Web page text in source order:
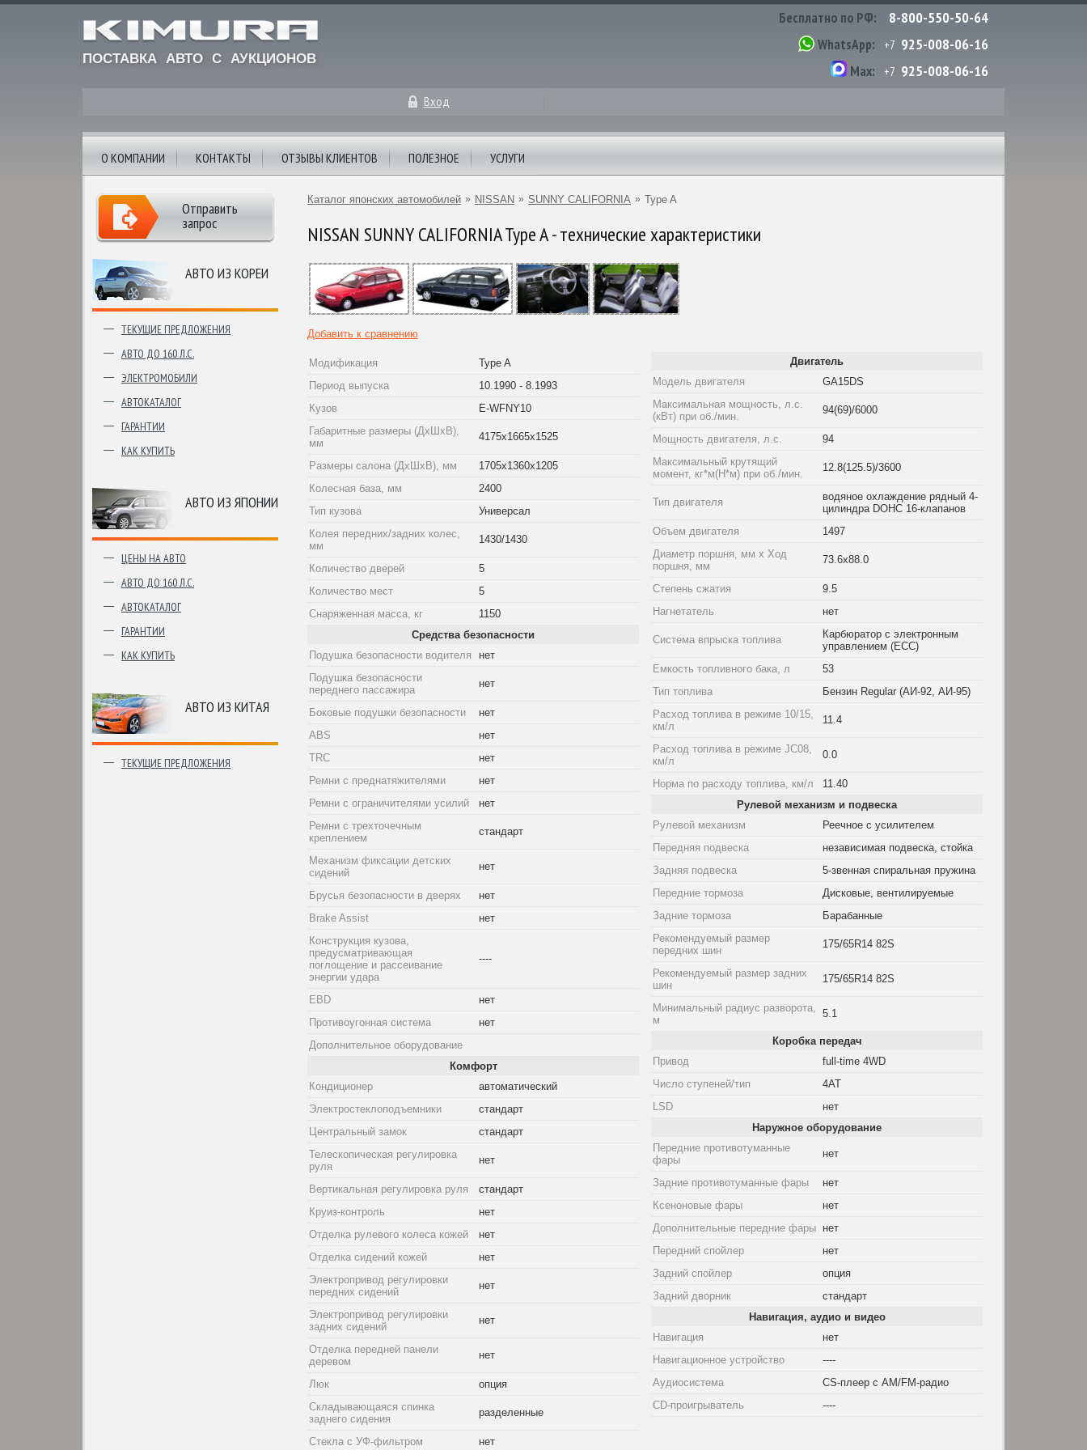
ПОСТАВКА АВТО С АУКЦИОНОВ
Бесплатно по РФ: 8-800-550-50-64
WhatsApp: +7 925-008-06-16
Max: +7 925-008-06-16
Вход
О КОМПАНИИ КОНТАКТЫ ОТЗЫВЫ КЛИЕНТОВ ПОЛЕЗНОЕ УСЛУГИ
АВТО ИЗ КОРЕИ
ТЕКУЩИЕ ПРЕДЛОЖЕНИЯ
АВТО ДО 160 Л.С.
ЭЛЕКТРОМОБИЛИ
АВТОКАТАЛОГ
ГАРАНТИИ
КАК КУПИТЬ
АВТО ИЗ ЯПОНИИ
ЦЕНЫ НА АВТО
АВТО ДО 160 Л.С.
АВТОКАТАЛОГ
ГАРАНТИИ
КАК КУПИТЬ
АВТО ИЗ КИТАЯ
ТЕКУЩИЕ ПРЕДЛОЖЕНИЯ
Отправить
запрос
Каталог японских автомобилей » NISSAN » SUNNY CALIFORNIA » Type A
NISSAN SUNNY CALIFORNIA Type A - технические характеристики
Добавить к сравнению
Модификация
Type A
Период выпуска
10.1990 - 8.1993
Кузов
E-WFNY10
Габаритные размеры (ДхШхВ),
мм
4175x1665x1525
Размеры салона (ДхШхВ), мм
1705x1360x1205
Колесная база, мм
2400
Тип кузова
Универсал
Колея передних/задних колес,
мм
1430/1430
Количество дверей
5
Количество мест
5
Снаряженная масса, кг
1150
Средства безопасности
Подушка безопасности водителя
нет
Подушка безопасности
переднего пассажира
нет
Боковые подушки безопасности
нет
ABS
нет
TRC
нет
Ремни с преднатяжителями
нет
Ремни с ограничителями усилий
нет
Ремни с трехточечным
креплением
стандарт
Механизм фиксации детских
сидений
нет
Брусья безопасности в дверях
нет
Brake Assist
нет
Конструкция кузова,
предусматривающая
поглощение и рассеивание
энергии удара
----
EBD
нет
Противоугонная система
нет
Дополнительное оборудование
Комфорт
Кондиционер
автоматический
Электростеклоподъемники
стандарт
Центральный замок
стандарт
Телескопическая регулировка
руля
нет
Вертикальная регулировка руля
стандарт
Круиз-контроль
нет
Отделка рулевого колеса кожей
нет
Отделка сидений кожей
нет
Электропривод регулировки
передних сидений
нет
Электропривод регулировки
задних сидений
нет
Отделка передней панели
деревом
нет
Люк
опция
Складывающаяся спинка
заднего сидения
разделенные
Стекла с УФ-фильтром нет
Двигатель
Модель двигателя
GA15DS
Максимальная мощность, л.с.
(кВт) при об./мин.
94(69)/6000
Мощность двигателя, л.с.
94
Максимальный крутящий
момент, кг*м(Н*м) при об./мин.
12.8(125.5)/3600
Тип двигателя
водяное охлаждение рядный 4-
цилиндра DOHC 16-клапанов
Объем двигателя
1497
Диаметр поршня, мм x Ход
поршня, мм
73.6x88.0
Степень сжатия
9.5
Нагнетатель
нет
Система впрыска топлива
Карбюратор с электронным
управлением (ECC)
Емкость топливного бака, л
53
Тип топлива
Бензин Regular (АИ-92, АИ-95)
Расход топлива в режиме 10/15,
км/л
11.4
Расход топлива в режиме JC08,
км/л
0.0
Норма по расходу топлива, км/л
11.40
Рулевой механизм и подвеска
Рулевой механизм
Реечное с усилителем
Передняя подвеска
независимая подвеска, стойка
Задняя подвеска
5-звенная спиральная пружина
Передние тормоза
Дисковые, вентилируемые
Задние тормоза
Барабанные
Рекомендуемый размер
передних шин
175/65R14 82S
Рекомендуемый размер задних
шин
175/65R14 82S
Минимальный радиус разворота,
м
5.1
Коробка передач
Привод
full-time 4WD
Число ступеней/тип
4AT
LSD
нет
Наружное оборудование
Передние противотуманные
фары
нет
Задние противотуманные фары
нет
Ксеноновые фары
нет
Дополнительные передние фары нет
Передний спойлер
нет
Задний спойлер
опция
Задний дворник
стандарт
Навигация, аудио и видео
Навигация
нет
Навигационное устройство
----
Аудиосистема
CS-плеер с AM/FM-радио
CD-проигрыватель
----